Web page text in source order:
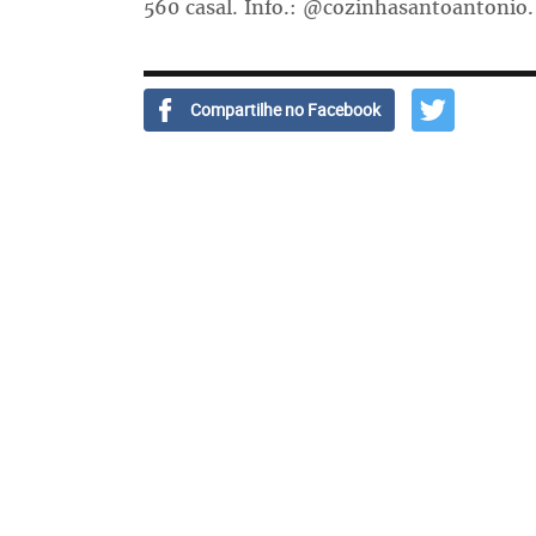
560 casal. Info.:
Compartilhe no Facebook